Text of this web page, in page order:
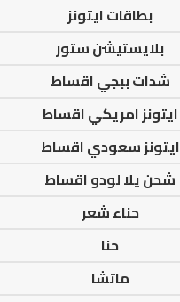
بطاقات ايتونز
بلايستيشن ستور
شدات ببجي اقساط
ايتونز امريكي اقساط
ايتونز سعودي اقساط
شحن يلا لودو اقساط
حناء شعر
حنا
ماتشا